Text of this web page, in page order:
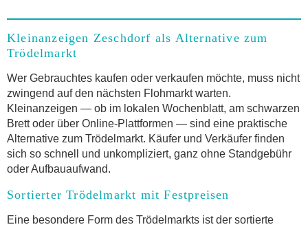
Kleinanzeigen Zeschdorf als Alternative zum
Trödelmarkt
Wer Gebrauchtes kaufen oder verkaufen möchte, muss nicht
zwingend auf den nächsten Flohmarkt warten.
Kleinanzeigen — ob im lokalen Wochenblatt, am schwarzen
Brett oder über Online-Plattformen — sind eine praktische
Alternative zum Trödelmarkt. Käufer und Verkäufer finden
sich so schnell und unkompliziert, ganz ohne Standgebühr
oder Aufbauaufwand.
Sortierter Trödelmarkt mit Festpreisen
Eine besondere Form des Trödelmarkts ist der sortierte